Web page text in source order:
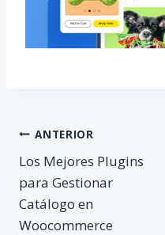
Navegación
de
entradas
ANTERIOR
Los Mejores Plugins
para Gestionar
Catálogo en
Woocommerce